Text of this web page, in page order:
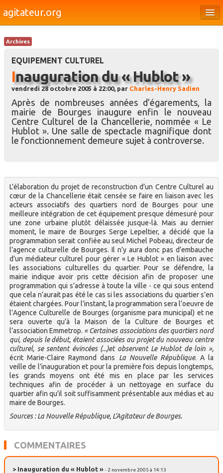
agitateur.org
Culture
Médias
Dossiers
Brèves
Archives
EQUIPEMENT CULTUREL
Inauguration du « Hublot »
vendredi 28 octobre 2005 à 22:00, par Charles-Henry Sadien
Après de nombreuses années d’égarements, la
mairie de Bourges inaugure enfin le nouveau
Centre Culturel de la Chancellerie, nommée « Le
Hublot ». Une salle de spectacle magnifique dont
le fonctionnement demeure sujet à controverse.
L’élaboration du projet de reconstruction d’un Centre Culturel au
cœur de la Chancellerie était censée se faire en liaison avec les
acteurs associatifs des quartiers nord de Bourges pour une
meilleure intégration de cet équipement presque démesuré pour
une zone urbaine plutôt délaissée jusque-là. Mais au dernier
moment, le maire de Bourges Serge Lepeltier, a décidé que la
programmation serait confiée au seul Michel Pobeau, directeur de
l’agence culturelle de Bourges. Il n’y aura donc pas d’embauche
d’un médiateur culturel pour gérer « Le Hublot » en liaison avec
les associations culturelles du quartier. Pour se défendre, la
mairie indique avoir pris cette décision afin de proposer une
programmation qui s’adresse à toute la ville - ce qui sous entend
que cela n’aurait pas été le cas si les associations du quartier s’en
étaient chargées. Pour l’instant, la programmation sera l’oeuvre de
l’Agence Culturelle de Bourges (organisme para municipal) et ne
sera ouverte qu’à la Maison de la Culture de Bourges et
l’association Emmetrop. « Certaines associations des quartiers nord
qui, depuis le début, étaient associées au projet du nouveau centre
culturel, se sentent évincées (...)et observent Le Hublot de loin »,
écrit Marie-Claire Raymond dans La Nouvelle République. A la
veille de l’inauguration et pour la première fois depuis longtemps,
les grands moyens ont été mis en place par les services
techniques afin de procéder à un nettoyage en surface du
quartier afin qu’il soit suffisamment présentable aux médias et au
maire de Bourges.
Sources : La Nouvelle République, L’Agitateur de Bourges.
COMMENTAIRES
> Inauguration du « Hublot » - 2 novembre 2005 à 14:13